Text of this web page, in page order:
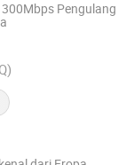
300Mbps Pengulang
Ltd.